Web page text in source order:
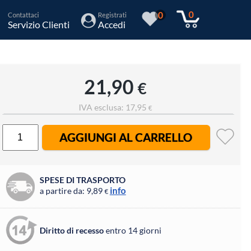
Contattaci
Servizio Clienti
Registrati
Accedi
0 0
21,90 €
IVA esclusa: 17,95 €
AGGIUNGI AL CARRELLO
SPESE DI TRASPORTO
a partire da: 9,89 € info
Diritto di recessoentro 14 giorni